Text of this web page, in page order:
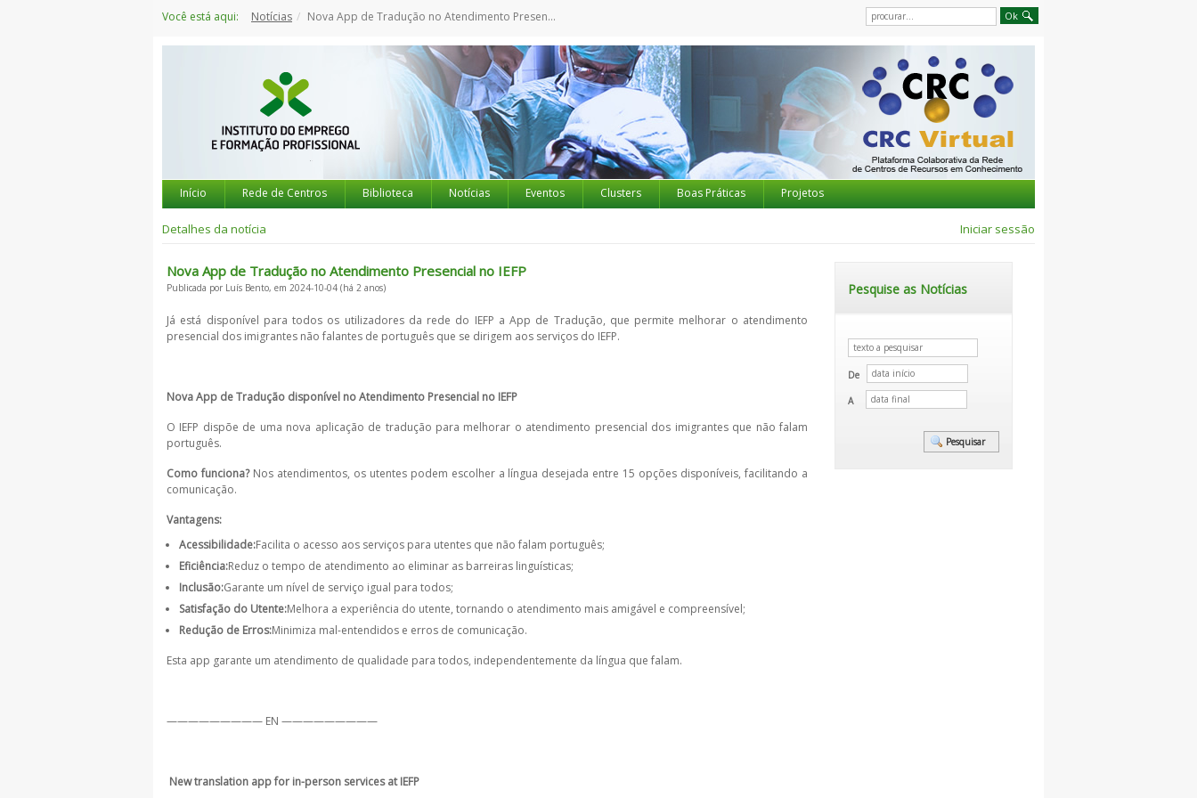
para
Você está aqui: Notícias Nova App de Tradução no Atendimento Presencial no IEFP
Início Rede de Centros Biblioteca Notícias Eventos Clusters Boas Práticas Projetos
Detalhes da notícia Iniciar sessão
Nova App de Tradução no Atendimento Presencial no IEFP
Publicada por Luís Bento, em 2024-10-04 (há 2 anos)
Já está disponível para todos os utilizadores da rede do IEFP a App de Tradução, que permite melhorar o atendimento
presencial dos imigrantes não falantes de português que se dirigem aos serviços do IEFP.
Nova App de Tradução disponível no Atendimento Presencial no IEFP
O IEFP dispõe de uma nova aplicação de tradução para melhorar o atendimento presencial dos imigrantes que não falam
português.
Como funciona?Nos atendimentos, os utentes podem escolher a língua desejada entre 15 opções disponíveis, facilitando a
comunicação.
Vantagens:
Acessibilidade:Facilita o acesso aos serviços para utentes que não falam português;
Eficiência:Reduz o tempo de atendimento ao eliminar as barreiras linguísticas;
Inclusão:Garante um nível de serviço igual para todos;
Satisfação do Utente:Melhora a experiência do utente, tornando o atendimento mais amigável e compreensível;
Redução de Erros:Minimiza mal-entendidos e erros de comunicação.
Esta app garante um atendimento de qualidade para todos, independentemente da língua que falam.
————————— EN —————————
New translation app for in-person services at IEFP
Pesquise as Notícias
De
A